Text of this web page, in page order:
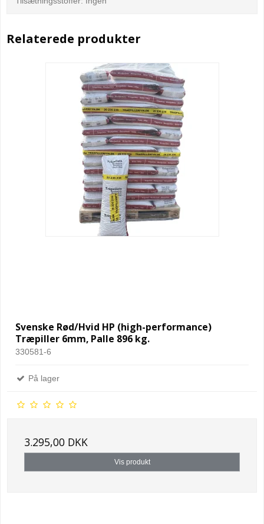
Relaterede produkter
Svenske Rød/Hvid HP (high-performance)
Træpiller 6mm, Palle 896 kg.
330581-6
På lager
3.295,00 DKK
Vis produkt